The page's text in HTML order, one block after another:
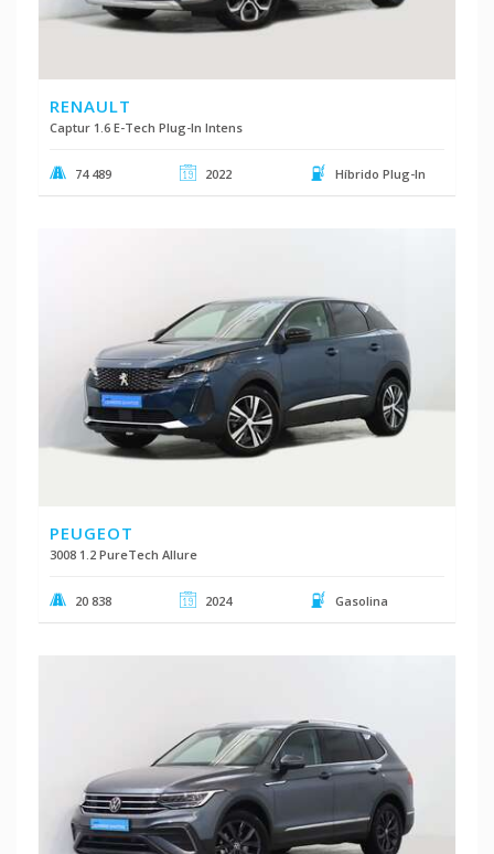
RENAULT
Captur 1.6 E-Tech Plug-In Intens
74 489 2022 Híbrido Plug-In
PEUGEOT
3008 1.2 PureTech Allure
20 838 2024 Gasolina